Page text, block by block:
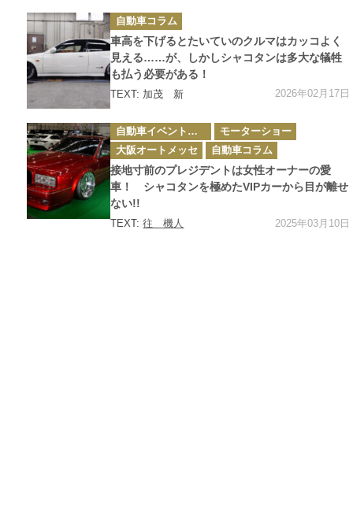
カ
テ
ゴ
リ
ー
自動車コラム
車高を下げるとたいていのクルマはカッコよく
見える……が、しかしシャコタンは多大な犠牲
も払う必要がある！
TEXT: 加茂 新 2026年02月17日
カ
テ
ゴ
リ
ー
自動車イベント・カーイベント
モーターショー
大阪オートメッセ
自動車コラム
接地寸前のプレジデントは女性オーナーの愛
車！ シャコタンを極めたVIPカーから目が離せ
ない!!
TEXT:往 機人 2025年03月10日